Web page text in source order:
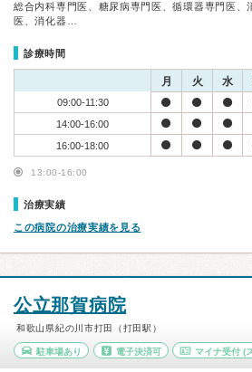
総合内科専門医、糖尿病専門医、循環器専門医、
医、消化器…
診療時間
月 火 水
09:00-11:30
14:00-16:00
16:00-18:00
13:00-16:00
治療実績
この病院の治療実績を見る
公立那賀病院
和歌山県紀の川市打田（打田駅）
駐車場あり 電子決済可 マイナ受付 (